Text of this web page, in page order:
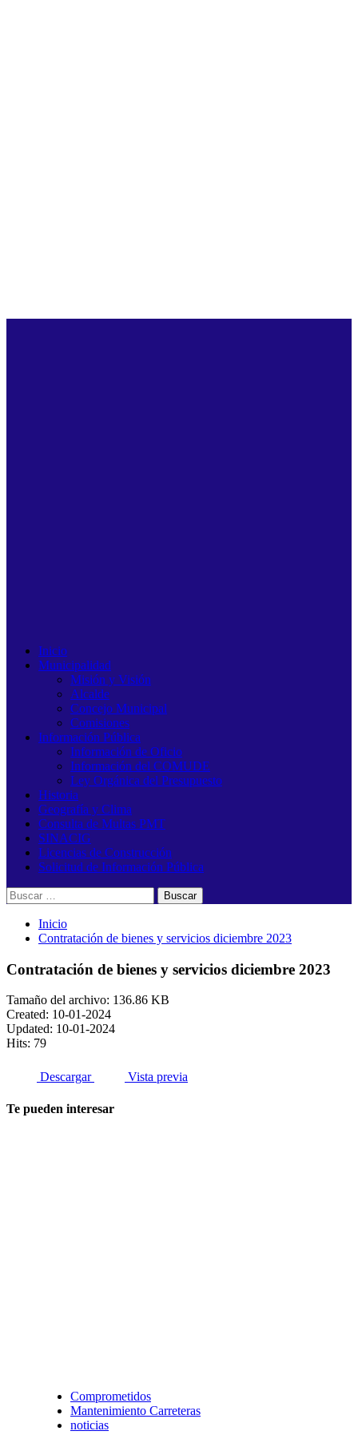
Inicio
Municipalidad
Misión y Visión
Alcalde
Concejo Municipal
Comisiones
Información Pública
Información de Oficio
Información del COMUDE
Ley Orgánica del Presupuesto
Historia
Geografía y Clima
Consulta de Multas PMT
SINACIG
Licencias de Construcción
Solicitud de Información Pública
Buscar:
Inicio
Contratación de bienes y servicios diciembre 2023
Contratación de bienes y servicios diciembre 2023
Tamaño del archivo: 136.86 KB
Created: 10-01-2024
Updated: 10-01-2024
Hits: 79
Descargar Vista previa
Te pueden interesar
Comprometidos
Mantenimiento Carreteras
noticias